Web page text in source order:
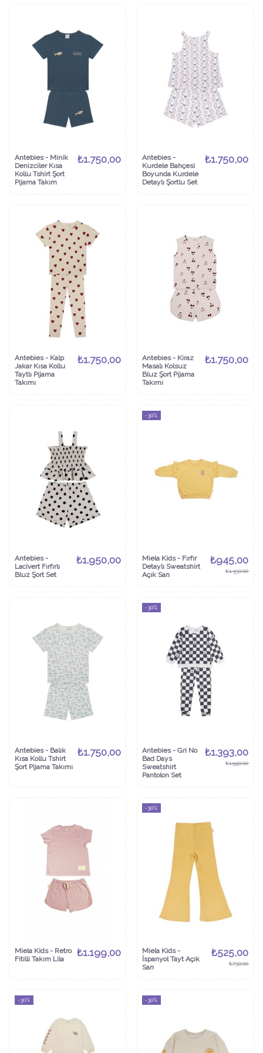
Antebies - Minik
Denizciler Kısa
Kollu Tshirt Şort
Pijama Takım
₺1.750,00
Antebies -
Kurdele Bahçesi
Boyunda Kurdele
Detaylı Şortlu Set
₺1.750,00
Antebies - Kalp
Jakar Kısa Kollu
Taytlı Pijama
Takımı
₺1.750,00
Antebies - Kiraz
Masalı Kolsuz
Bluz Şort Pijama
Takımı
₺1.750,00
Antebies -
Lacivert Fırfırlı
Bluz Şort Set
₺1.950,00
-30%
Miela Kids - Fırfır
Detaylı Sweatshirt
Açık Sarı
₺945,00
₺1.350,00
Antebies - Balık
Kısa Kollu Tshirt
Şort Pijama Takımı
₺1.750,00
-30%
Antebies - Gri No
Bad Days
Sweatshirt
Pantolon Set
₺1.393,00
₺1.990,00
Miela Kids - Retro
Fitilli Takım Lila
₺1.199,00
-30%
Miela Kids -
İspanyol Tayt Açık
Sarı
₺525,00
₺750,00
-30% -30%